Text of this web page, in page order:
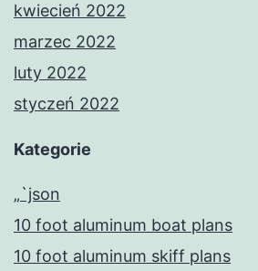
kwiecień 2022
marzec 2022
luty 2022
styczeń 2022
Kategorie
„`json
10 foot aluminum boat plans
10 foot aluminum skiff plans